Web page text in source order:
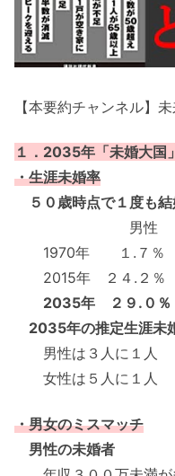
【本要約チャンネル】
１．2035年「未婚大国
・生涯未婚率
５０歳時点で１度も
男性
1970年 １.７％
2015年 ２４.２％
2035年 ２９.０
2035年の推定生涯未
男性は３人に１人
女性は５人に１人
・男女のミスマッチ
男性の未婚者